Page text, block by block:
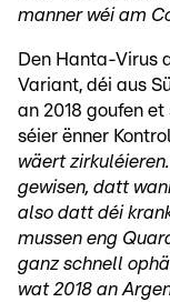
manner wéi am
Den Hanta-Virus
Variant, déi aus
an 2018 goufen
séier ënner
wäert
gewisen, datt
also datt déi
mussen eng
ganz schnell
wat 2018 an